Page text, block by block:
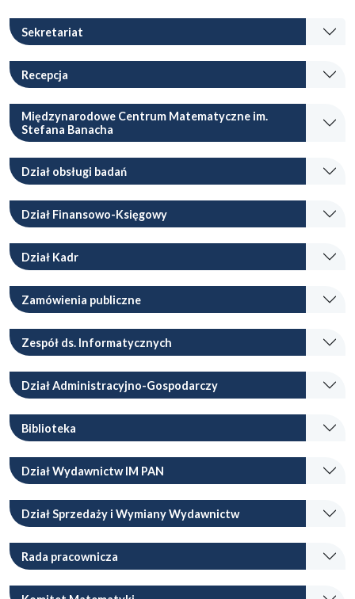
Sekretariat
Recepcja
Międzynarodowe Centrum Matematyczne im.
Stefana Banacha
Dział obsługi badań
Dział Finansowo-Księgowy
Dział Kadr
Zamówienia publiczne
Zespół ds. Informatycznych
Dział Administracyjno-Gospodarczy
Biblioteka
Dział Wydawnictw IM PAN
Dział Sprzedaży i Wymiany Wydawnictw
Rada pracownicza